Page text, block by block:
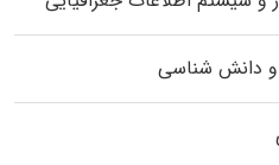
و دانش شناسی